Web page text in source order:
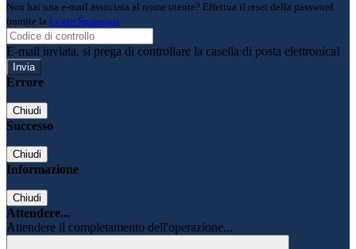
Non hai una e-mail associata al nome utente? Effettua il reset della password
tramite la Login Spaggiari
E-mail inviata, si prega di controllare la casella di posta elettronica!
Errore
Chiudi
Successo
Chiudi
Informazione
Chiudi
Attendere...
Attendere il completamento dell'operazione...